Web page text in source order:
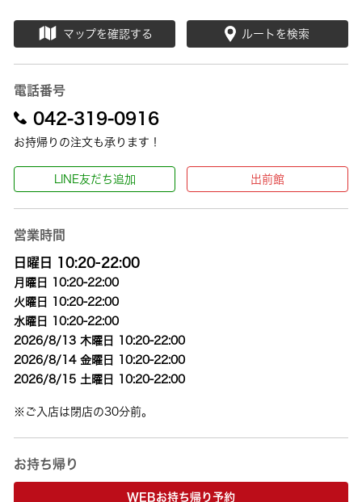
マップを確認する ルートを検索
電話番号
042-319-0916
お持帰りの注文も承ります！
LINE友だち追加 出前館
営業時間
日曜日 10:20-22:00
月曜日 10:20-22:00
火曜日 10:20-22:00
水曜日 10:20-22:00
2026/8/13 木曜日 10:20-22:00
2026/8/14 金曜日 10:20-22:00
2026/8/15 土曜日 10:20-22:00
※ご入店は閉店の30分前。
お持ち帰り
WEBお持ち帰り予約